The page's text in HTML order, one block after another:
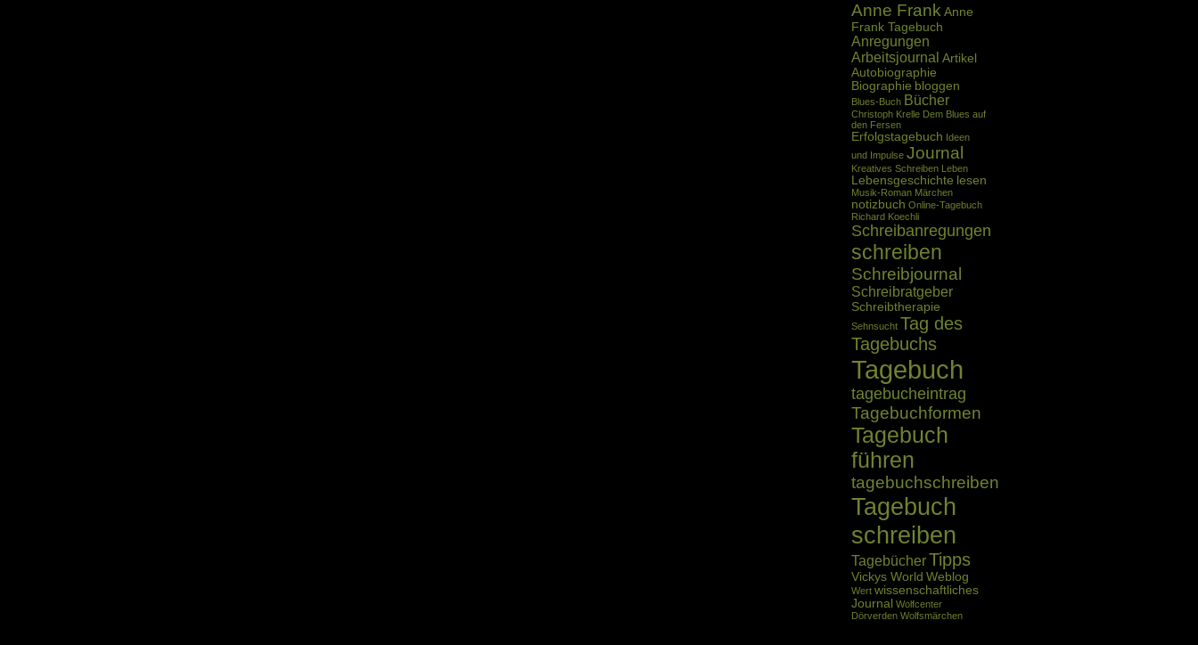
Anne Frank Anne
Frank Tagebuch
Anregungen
Arbeitsjournal Artikel
Autobiographie
Biographie bloggen
Blues-Buch Bücher
Christoph Krelle Dem Blues auf
den Fersen
Erfolgstagebuch Ideen
und Impulse Journal
Kreatives Schreiben Leben
Lebensgeschichte lesen
Musik-Roman Märchen
notizbuch Online-Tagebuch
Richard Koechli
Schreibanregungen
schreiben
Schreibjournal
Schreibratgeber
Schreibtherapie
Sehnsucht Tag des
Tagebuchs
Tagebuch
tagebucheintrag
Tagebuchformen
Tagebuch
führen
tagebuchschreiben
Tagebuch
schreiben
TagebücherTipps
Vickys World Weblog
Wert wissenschaftliches
Journal Wolfcenter
Dörverden Wolfsmärchen